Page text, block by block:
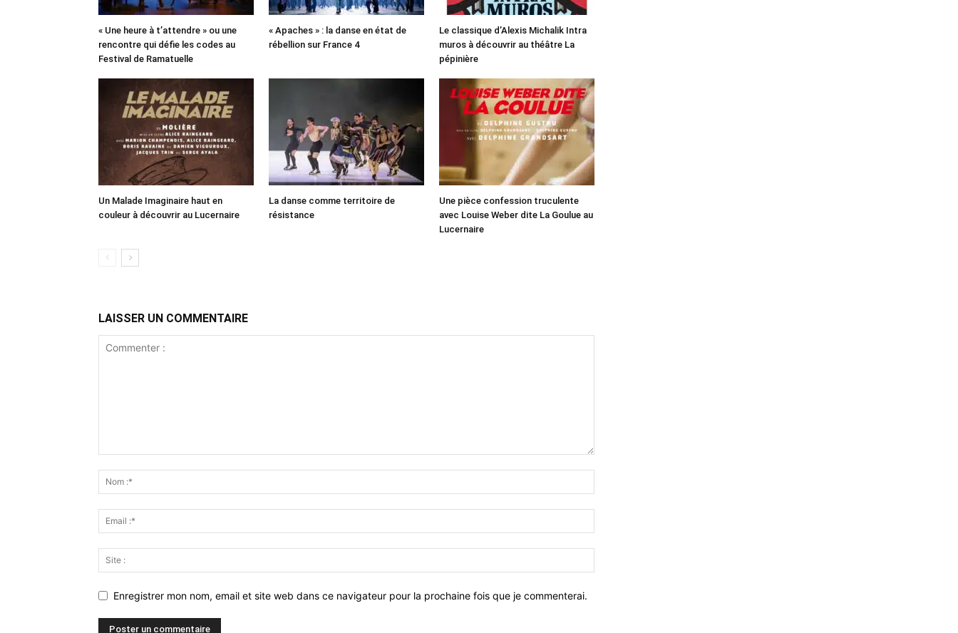
« Une heure à t’attendre » ou une
rencontre qui défie les codes au
Festival de Ramatuelle
« Apaches » : la danse en état de
rébellion sur France 4
Le classique d’Alexis Michalik Intra
muros à découvrir au théâtre La
pépinière
Un Malade Imaginaire haut en
couleur à découvrir au Lucernaire
La danse comme territoire de
résistance
Une pièce confession truculente
avec Louise Weber dite La Goulue au
Lucernaire
LAISSER UN COMMENTAIRE
Enregistrer mon nom, email et site web dans ce navigateur pour la prochaine fois que je commenterai.